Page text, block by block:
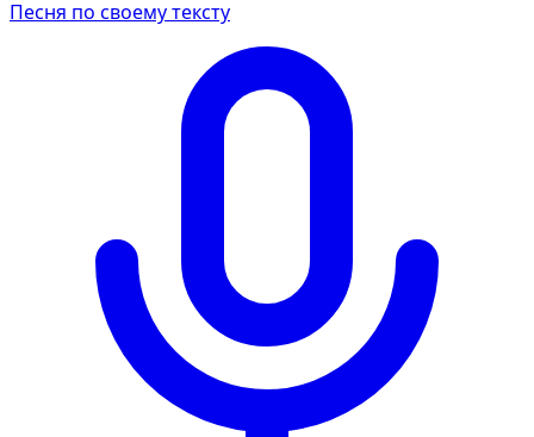
Песня по своему тексту